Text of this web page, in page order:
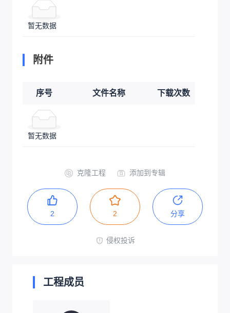
暂无数据
附件
序号 文件名称 下载次数
暂无数据
克隆工程 添加到专辑
2 2 分享
侵权投诉
工程成员